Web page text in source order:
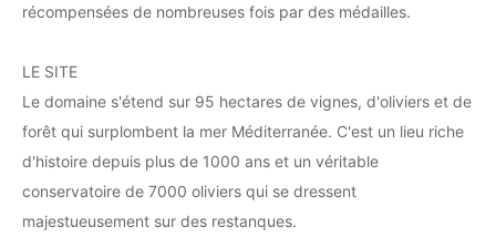
récompensées de nombreuses fois par des médailles.
LE SITE
Le domaine s'étend sur 95 hectares de vignes, d'oliviers et de
forêt qui surplombent la mer Méditerranée. C'est un lieu riche
d'histoire depuis plus de 1000 ans et un véritable
conservatoire de 7000 oliviers qui se dressent
majestueusement sur des restanques.